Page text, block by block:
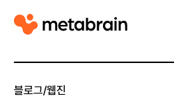
M
t
블로그/웹진